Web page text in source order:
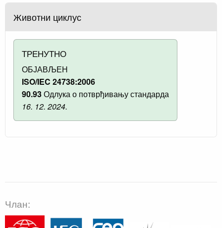
Животни циклус
ТРЕНУТНО
ОБЈАВЉЕН
ISO/IEC 24738:2006
90.93Одлука о потврђивању стандарда
16. 12. 2024.
Члан: